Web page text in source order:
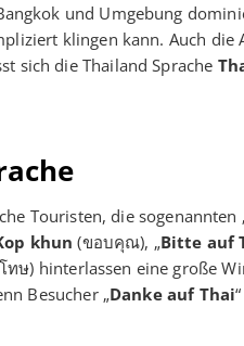
und Umgebung
klingen kann. Auch die
sich die Thailand Sprache
Touristen, die sogenannten
khun(ขอบคุณ), „Bitte auf
ทษ) hinterlassen eine große
Besucher „Danke auf Thai